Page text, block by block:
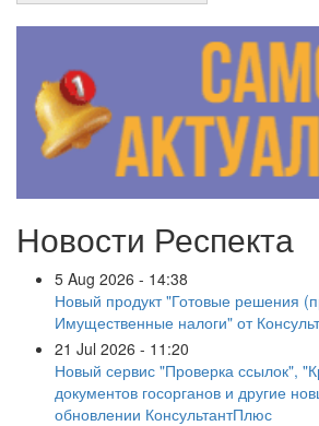
Новости Респекта
5 Aug 2026 - 14:38
Новый продукт "Готовые решения
Имущественные налоги" от
21 Jul 2026 - 11:20
Новый сервис "Проверка ссылок",
документов госорганов и другие
обновлении КонсультантПлюс